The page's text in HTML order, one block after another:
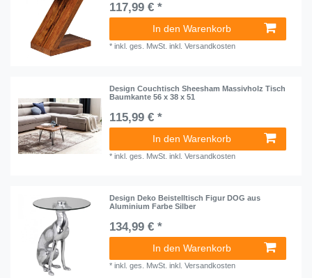
117,99 € *
In den Warenkorb
*inkl. ges. MwSt. inkl.Versandkosten
Design Couchtisch Sheesham Massivholz Tisch
Baumkante 56 x 38 x 51
115,99 € *
In den Warenkorb
*inkl. ges. MwSt. inkl.Versandkosten
Design Deko Beistelltisch Figur DOG aus
Aluminium Farbe Silber
134,99 € *
In den Warenkorb
*inkl. ges. MwSt. inkl.Versandkosten